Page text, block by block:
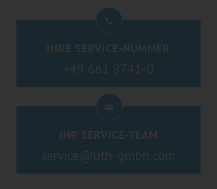
IHRE SERVICE-NUMMER
+49 661 9741-0
IHR SERVICE-TEAM
service@uth-gmbh.com